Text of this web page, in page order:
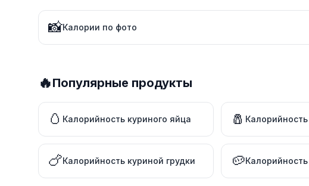
📸Калории по фото
🔥Популярные продукты
🥚 Калорийность куриного яйца 🧂
🍗Калорийность куриной грудки 🥔